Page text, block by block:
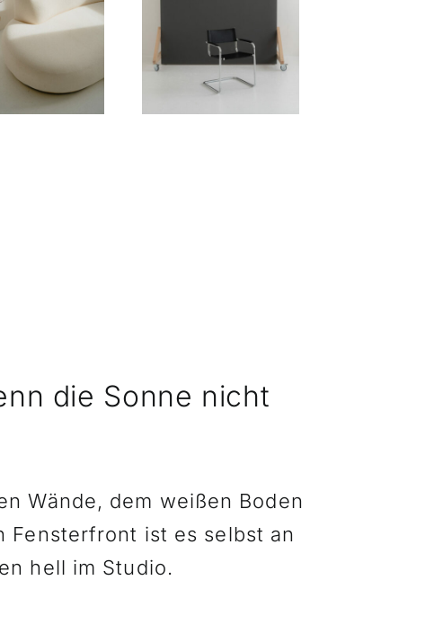
die Sonne nicht
Wände, dem weißen Boden
Fensterfront ist es selbst an
hell im Studio.